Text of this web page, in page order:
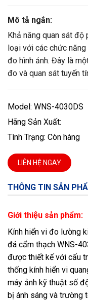
Mô tả ngắn:
Khả năng quan sát
loại với các chức
đo hình ảnh. Đây là
đo và quan sát tuyến
Model: WNS-4030DS
Hãng Sản Xuất:
Tình Trạng: Còn hàng
LIÊN HỆ NGAY
THÔNG TIN SẢN
Giới thiệu sản phẩm:
Kính hiển vi đo lường
đá cẩm thạch WNS-
được thiết kế với cấu
thống kính hiển vi
máy ảnh kỹ thuật số
bị ánh sáng và trường